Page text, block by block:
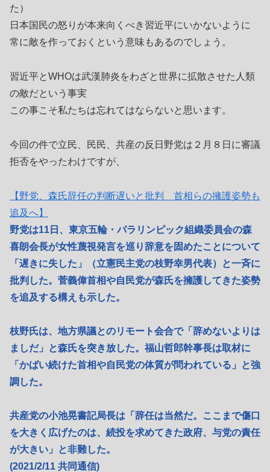
た）
日本国民の怒りが本来向くべき習近平にいかないように
常に敵を作っておくという意味もあるのでしょう。
習近平とWHOは武漢肺炎をわざと世界に拡散させた人類
の敵だという事実
この事こそ私たちは忘れてはならないと思います。
今回の件で立民、民民、共産の反日野党は２月８日に審議
拒否をやったわけですが、
【野党、森氏辞任の判断遅いと批判 首相らの擁護姿勢も
追及へ】
野党は11日、東京五輪・パラリンピック組織委員会の森
喜朗会長が女性蔑視発言を巡り辞意を固めたことについて
「遅きに失した」（立憲民主党の枝野幸男代表）と一斉に
批判した。菅義偉首相や自民党が森氏を擁護してきた姿勢
を追及する構えも示した。
枝野氏は、地方県議とのリモート会合で「辞めないよりは
ましだ」と森氏を突き放した。福山哲郎幹事長は取材に
「かばい続けた首相や自民党の体質が問われている」と強
調した。
共産党の小池晃書記局長は「辞任は当然だ。ここまで傷口
を大きく広げたのは、続投を求めてきた政府、与党の責任
が大きい」と非難した。
(2021/2/11 共同通信)